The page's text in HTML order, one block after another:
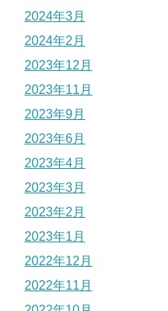
2024年3月
2024年2月
2023年12月
2023年11月
2023年9月
2023年6月
2023年4月
2023年3月
2023年2月
2023年1月
2022年12月
2022年11月